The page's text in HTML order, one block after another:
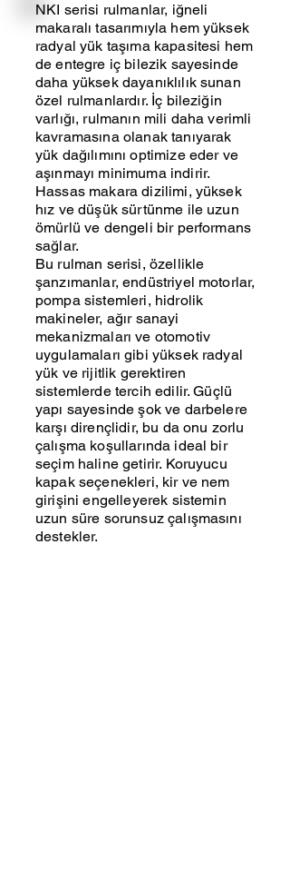
NKI serisi rulmanlar, iğneli
makaralı tasarımıyla hem yüksek
radyal yük taşıma kapasitesi hem
de entegre iç bilezik sayesinde
daha yüksek dayanıklılık sunan
özel rulmanlardır. İç bileziğin
varlığı, rulmanın mili daha verimli
kavramasına olanak tanıyarak
yük dağılımını optimize eder ve
aşınmayı minimuma indirir.
Hassas makara dizilimi, yüksek
hız ve düşük sürtünme ile uzun
ömürlü ve dengeli bir performans
sağlar.
Bu rulman serisi, özellikle
şanzımanlar, endüstriyel motorlar,
pompa sistemleri, hidrolik
makineler, ağır sanayi
mekanizmaları ve otomotiv
uygulamaları gibi yüksek radyal
yük ve rijitlik gerektiren
sistemlerde tercih edilir. Güçlü
yapı sayesinde şok ve darbelere
karşı dirençlidir, bu da onu zorlu
çalışma koşullarında ideal bir
seçim haline getirir. Koruyucu
kapak seçenekleri, kir ve nem
girişini engelleyerek sistemin
uzun süre sorunsuz çalışmasını
destekler.